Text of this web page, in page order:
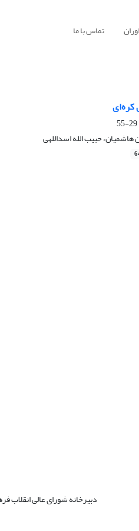
تماس با ما
29-55
حبیب الله اسداللهی
دبیرخانه شورای عالی انقلاب